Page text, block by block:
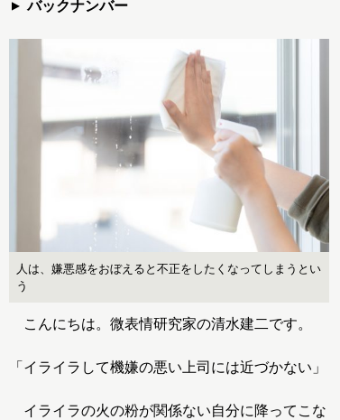
バックナンバー
人は、嫌悪感をおぼえると不正をしたくなってしまうとい
う
こんにちは。微表情研究家の清水建二です。
「イライラして機嫌の悪い上司には近づかない」
イライラの火の粉が関係ない自分に降ってこな